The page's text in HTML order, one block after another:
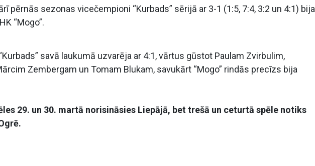
pērnās sezonas vicečempioni “Kurbads” sērijā ar 3-1 (1:5, 7:4, 3:2 un 4:1) bija
“Mogo”.
savā laukumā uzvarēja ar 4:1, vārtus gūstot Paulam Zvirbulim,
Zembergam un Tomam Blukam, savukārt “Mogo” rindās precīzs bija
29. un 30. martā norisināsies Liepājā, bet trešā un ceturtā spēle notiks